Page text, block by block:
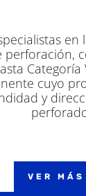
en
perforación,
Categoría
cuyo
y
VER MÁS